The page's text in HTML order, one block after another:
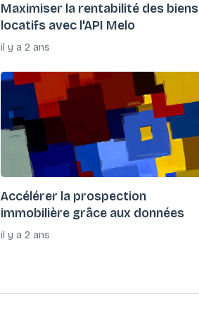
Maximiser la rentabilité des biens
locatifs avec l'API Melo
il y a 2 ans
Accélérer la prospection
immobilière grâce aux données
il y a 2 ans